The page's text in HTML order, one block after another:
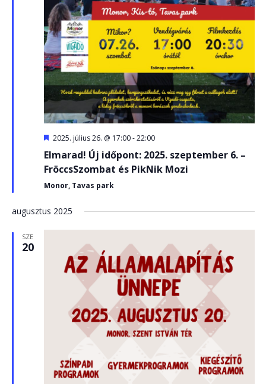
Kiemelt
2025. július 26. @ 17:00-22:00
Elmarad! Új időpont: 2025. szeptember 6. –
FröccsSzombat és PikNik Mozi
Monor, Tavas park
augusztus 2025
SZE
20